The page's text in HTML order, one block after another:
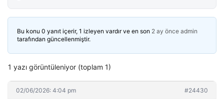
Bu konu 0 yanıt içerir, 1 izleyen vardır ve en son 2 ay önce admin
tarafından güncellenmiştir.
1 yazı görüntüleniyor (toplam 1)
02/06/2026: 4:04 pm #24430